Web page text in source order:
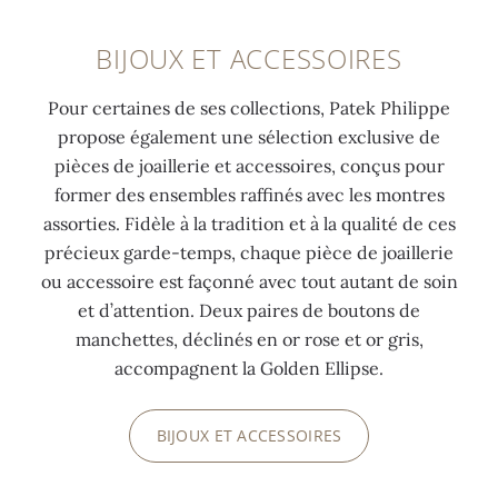
BIJOUX ET ACCESSOIRES
Pour certaines de ses collections, Patek Philippe
propose également une sélection exclusive de
pièces de joaillerie et accessoires, conçus pour
former des ensembles raffinés avec les montres
assorties. Fidèle à la tradition et à la qualité de ces
précieux garde-temps, chaque pièce de joaillerie
ou accessoire est façonné avec tout autant de soin
et d’attention. Deux paires de boutons de
manchettes, déclinés en or rose et or gris,
accompagnent la Golden Ellipse.
BIJOUX ET ACCESSOIRES